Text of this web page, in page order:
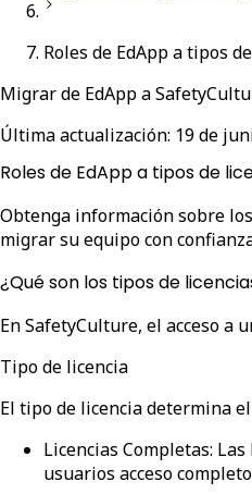
Roles de EdApp a tipos
Migrar de EdApp a
Última actualización: 19 de
Roles de EdApp a tipos de
Obtenga información sobre
migrar su equipo con
¿Qué son los tipos de
En SafetyCulture, el acceso a
Tipo de licencia
El tipo de licencia determina
Licencias Completas:
usuarios acceso